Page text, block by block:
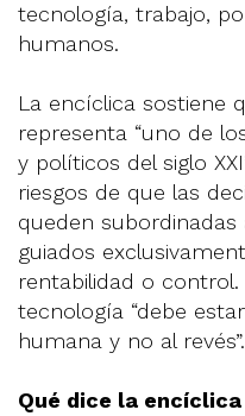
tecnología, trabajo,
humanos.
La encíclica sostiene
representa “uno de
y políticos del siglo
riesgos de que las
queden
guiados
rentabilidad o
tecnología “debe
humana y no al revés”.
Qué dice la